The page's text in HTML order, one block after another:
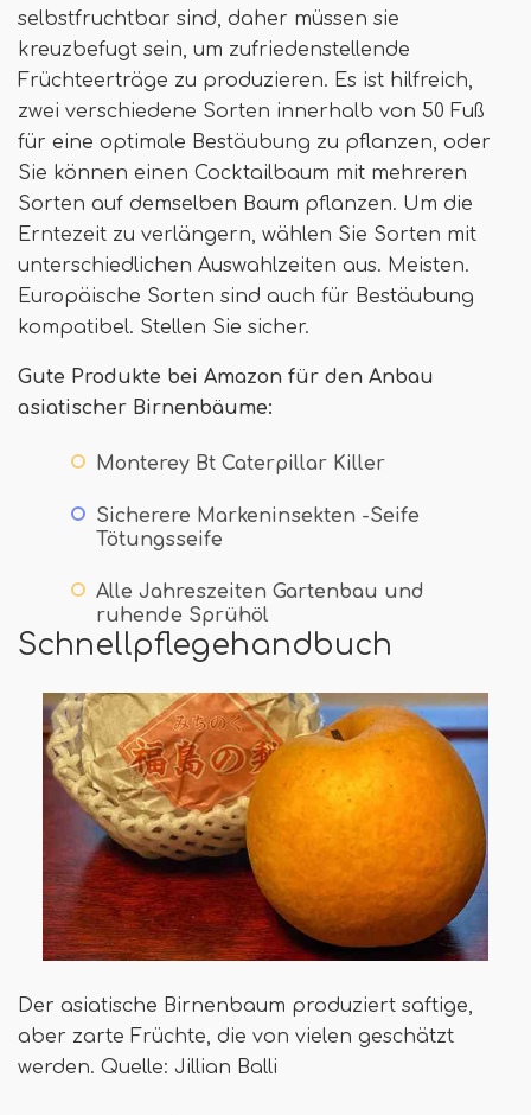
selbstfruchtbar sind, daher müssen sie
kreuzbefugt sein, um zufriedenstellende
Früchteerträge zu produzieren. Es ist hilfreich,
zwei verschiedene Sorten innerhalb von 50 Fuß
für eine optimale Bestäubung zu pflanzen, oder
Sie können einen Cocktailbaum mit mehreren
Sorten auf demselben Baum pflanzen. Um die
Erntezeit zu verlängern, wählen Sie Sorten mit
unterschiedlichen Auswahlzeiten aus. Meisten.
Europäische Sorten sind auch für Bestäubung
kompatibel. Stellen Sie sicher.
Gute Produkte bei Amazon für den Anbau
asiatischer Birnenbäume:
Monterey Bt Caterpillar Killer
Sicherere Markeninsekten -Seife
Tötungsseife
Alle Jahreszeiten Gartenbau und
ruhende Sprühöl
Schnellpflegehandbuch
Der asiatische Birnenbaum produziert saftige,
aber zarte Früchte, die von vielen geschätzt
werden. Quelle: Jillian Balli